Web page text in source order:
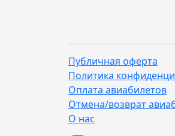
Публичная оферта
Политика
Оплата авиабилетов
Отмена/возврат
О нас